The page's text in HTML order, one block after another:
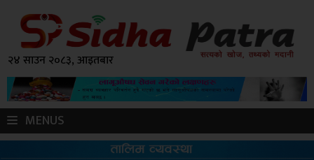
२४ साउन २०८३, आइतबार
MENUS